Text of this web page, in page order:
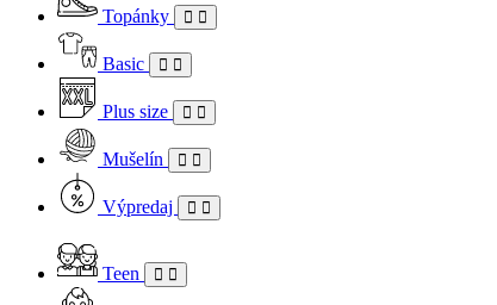
Topánky
Basic
Plus size
Mušelín
Výpredaj
Teen